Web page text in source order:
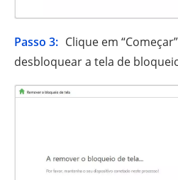
Passo 3: Clique em
desbloquear a tela de